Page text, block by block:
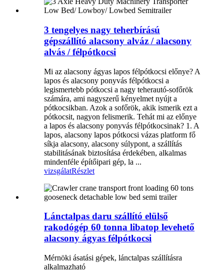
3 tengelyes nagy teherbírású
gépszállító alacsony alváz / alacsony
alvás / félpótkocsi
Mi az alacsony ágyas lapos félpótkocsi előnye? A
lapos és alacsony ponyvás félpótkocsi a
legismertebb pótkocsi a nagy teherautó-sofőrök
számára, ami nagyszerű kényelmet nyújt a
pótkocsikban. Azok a sofőrök, akik ismerik ezt a
pótkocsit, nagyon felismerik. Tehát mi az előnye
a lapos és alacsony ponyvás félpótkocsinak? 1. A
lapos, alacsony lapos pótkocsi vázas platform fő
síkja alacsony, alacsony súlypont, a szállítás
stabilitásának biztosítása érdekében, alkalmas
mindenféle építőipari gép, la ...
vizsgálatRészlet
Lánctalpas daru szállító elülső
rakodógép 60 tonna libatop levehető
alacsony ágyas félpótkocsi
Mérnöki ásatási gépek, lánctalpas szállításra
alkalmazható